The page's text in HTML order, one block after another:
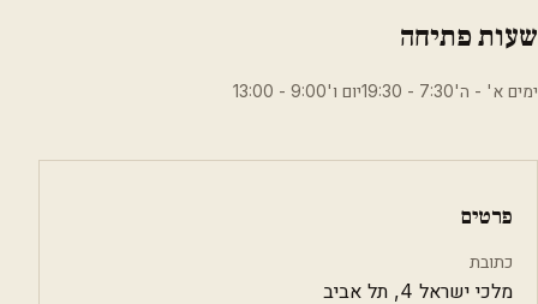
שעות פתיחה
ימים א' - ה'7:30 - 19:30יום ו'9:00 - 13:00
פרטים
כתובת
מלכי ישראל 4, תל אביב